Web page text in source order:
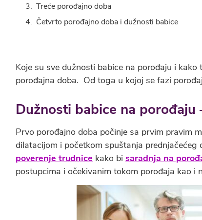
Treće porođajno doba
Četvrto porođajno doba i dužnosti babice
Koje su sve dužnosti babice na porođaju i
porođajna doba. Od toga u kojoj se fazi
Dužnosti babice na
Prvo porođajno doba počinje sa prvim pravim
dilatacijom i početkom spuštanja
poverenje trudnice kako bi saradnja na
postupcima i očekivanim tokom porođaja kao i